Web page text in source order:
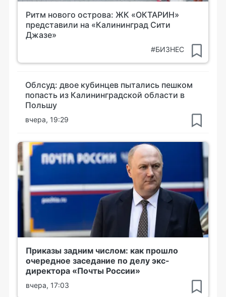
Ритм нового острова: ЖК «ОКТАРИН»
представили на «Калининград Сити
Джазе»
#БИЗНЕС
Облсуд: двое кубинцев пытались пешком
попасть из Калининградской области в
Польшу
вчера, 19:29
Приказы задним числом: как прошло
очередное заседание по делу экс-
директора «Почты России»
вчера, 17:03